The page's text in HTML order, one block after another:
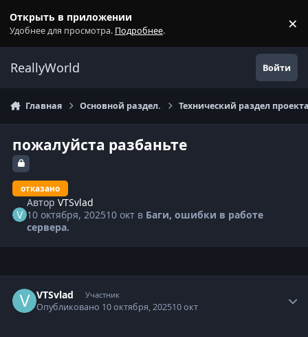
Открыть в приложении
Удобнее для просмотра. Подробнее. ×
ReallyWorld Войти
Главная Основной раздел. Технический раздел
пожалуйста разбаньте
отказано
АвторVTSvlad
10 октября, 202510 окт в Баги, ошибки в работе
сервера.
VTSvlad Участник
Опубликовано 10 октября, 202510 окт